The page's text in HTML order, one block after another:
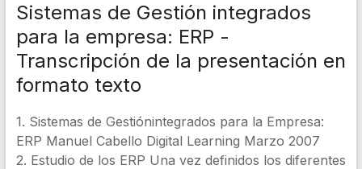
Sistemas de Gestión integrados
para la empresa: ERP -
Transcripción de la presentación en
formato texto
1. Sistemas de Gestiónintegrados para la Empresa:
ERP Manuel Cabello Digital Learning Marzo 2007
2. Estudio de los ERP Una vez definidos los diferentes